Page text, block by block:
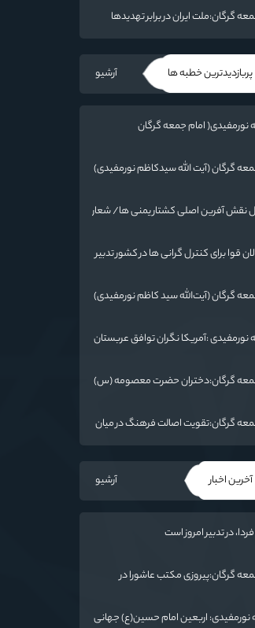
باشد
گرگان:ملت ایران در برابر تهدیدها
پربازدیدترین خطبه ها آرشیو
نورمفیدی( امام جمعه گرگان
باور است
گرگان (آیت الله سیدکاظم نورمفیدی)
زیاد شد
نقش آفرین اصلی کشتار یمنی ها/ شعار
قوا برای کنترل گرانی ها در کشور تدبیر
گرگان (آیت‌الله سید کاظم نورمفیدی)
نورمفیدی :آمریکا نگران توافق عربستان
گرگان:دختران حضرت معصومه (س)
بودگرگان:تقویت اصالت فرهنگ در میان
آخرین اخبار آرشیو
در تدبیر امروز است
گرگان:پیروزی مکتب عاشورا در
نورمفیدی: اربعین امام حسین(ع) جهانی